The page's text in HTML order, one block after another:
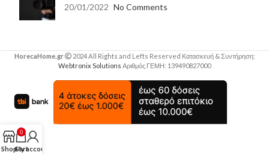
20/01/2022 No Comments
HorecaHome.gr
2024 All Rights and Lefts Reserved Κατασκευή & Συντήρηση:
Webtronix Solutions Αριθμός ΓΕΜΗ: 139490827000
Shop
0
Cart
My account